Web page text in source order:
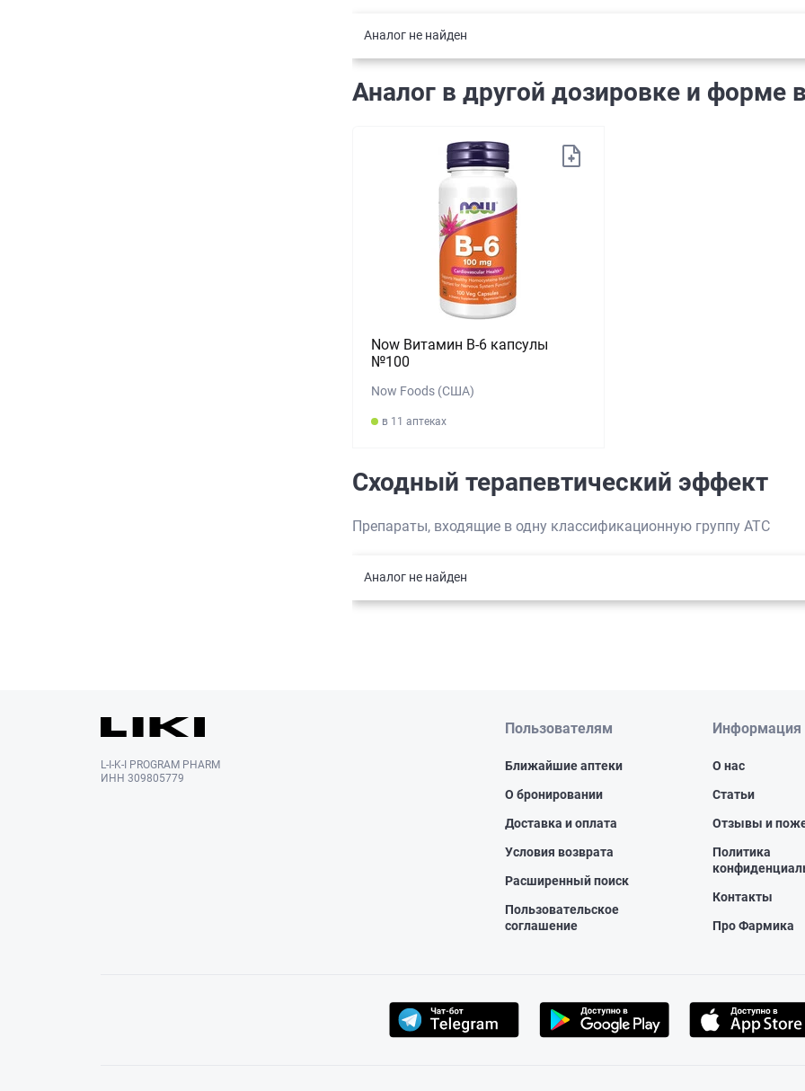
Аналог не найден
Аналог в другой дозировке и форме
Now Витамин В-6 капсулы
№100
Now Foods (США)
в 11 аптеках
Сходный терапевтический эффект
Препараты, входящие в одну классификационную группу АТС
Аналог не найден
L-I-K-I PROGRAM PHARM
ИНН 309805779
Пользователям
Ближайшие аптеки
О бронировании
Доставка и оплата
Условия возврата
Расширенный поиск
Пользовательское
соглашение
Информация
О нас
Статьи
Отзывы и
Политика
Контакты
Про Фармика